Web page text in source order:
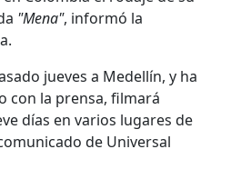
"Mena", informó la
jueves a Medellín, y ha
con la prensa, filmará
días en varios lugares de
de Universal